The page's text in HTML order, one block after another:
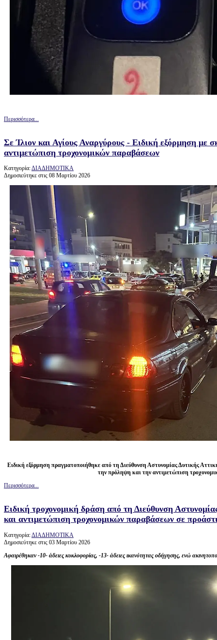
Περισσότερα...
Σε Ίλιον και Αγίους Αναργύρους - Ειδική εξόρμηση με
αντιμετώπιση τροχονομικών παραβάσεων
Κατηγορία:ΔΙΑΔΗΜΟΤΙΚΑ
Δημοσιεύτηκε στις 08 Μαρτίου 2026
Ειδική εξόρμηση πραγματοποιήθηκε από τη Διεύθυνση Αστυνομίας Δυτικής
την πρόληψη και την αντιμετώπιση
Περισσότερα...
Ειδική τροχονομική δράση από τη Διεύθυνση
και αντιμετώπιση τροχονομικών παραβάσεων σε
Κατηγορία:ΔΙΑΔΗΜΟΤΙΚΑ
Δημοσιεύτηκε στις 03 Μαρτίου 2026
Αφαιρέθηκαν -10- άδειες κυκλοφορίας, -13- άδειες ικανότητας οδήγησης, ενώ